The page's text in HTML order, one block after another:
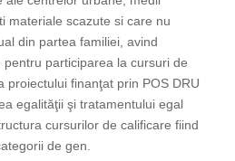
materiale scazute si care nu
din partea familiei, avind
participarea la cursuri de
proiectului finanţat prin POS DRU
egalităţii şi tratamentului egal
cursurilor de calificare fiind
de gen.